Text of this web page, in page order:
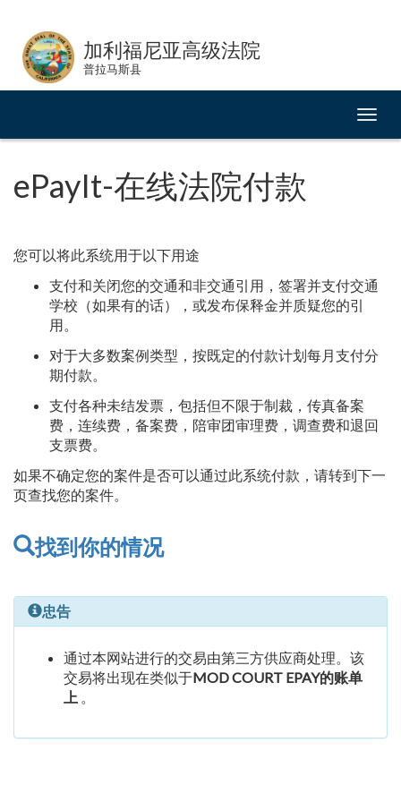
Content
加利福尼亚高级法院
普拉马斯县
切
ePayIt-在线法院付款
您可以将此系统用于以下用途
支付和关闭您的交通和非交通引用，签署并支付交通
学校（如果有的话），或发布保释金并质疑您的引
用。
对于大多数案例类型，按既定的付款计划每月支付分
期付款。
支付各种未结发票，包括但不限于制裁，传真备案
费，连续费，备案费，陪审团审理费，调查费和退回
支票费。
如果不确定您的案件是否可以通过此系统付款，请转到下一
页查找您的案件。
找到你的情况
忠告
通过本网站进行的交易由第三方供应商处理。该
交易将出现在类似于MOD COURT EPAY的账单
上 。